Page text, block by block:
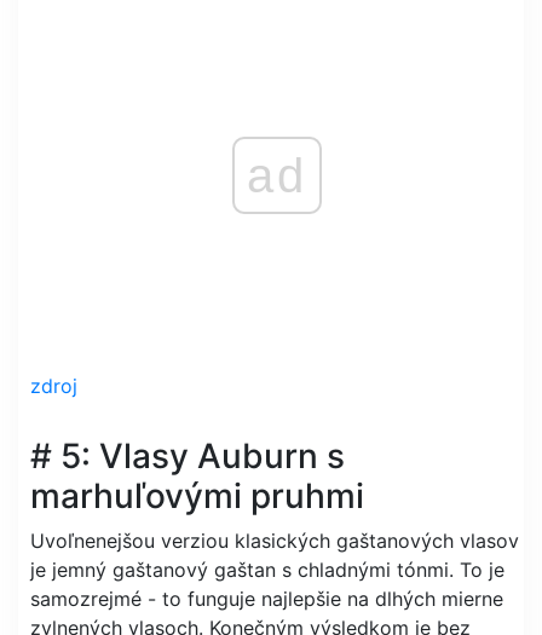
ad
zdroj
# 5: Vlasy Auburn s
marhuľovými pruhmi
Uvoľnenejšou verziou klasických gaštanových vlasov
je jemný gaštanový gaštan s chladnými tónmi. To je
samozrejmé - to funguje najlepšie na dlhých mierne
zvlnených vlasoch. Konečným výsledkom je bez